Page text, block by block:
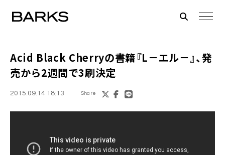
Acid Black Cherryの書籍『L－エル－』、発
売から2週間で3刷決定
2015.09.14 18:13 Share